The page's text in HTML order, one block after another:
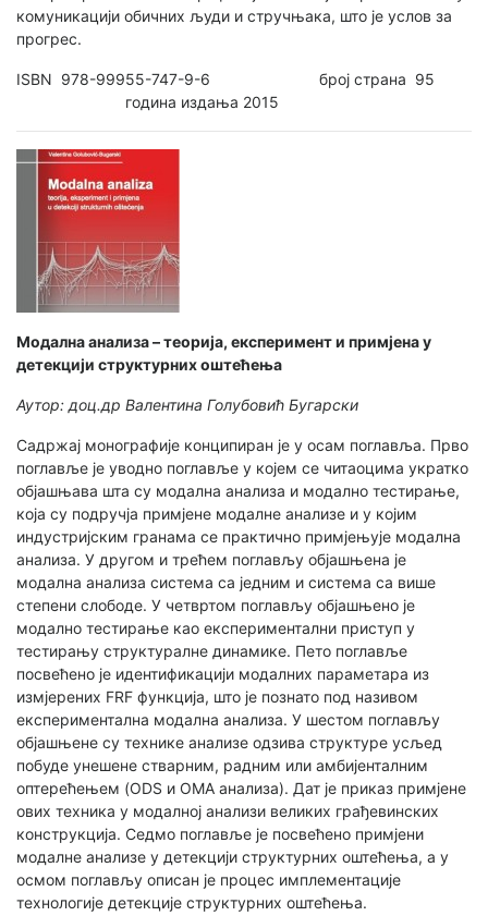
комуникацији обичних људи и стручњака, што је услов за
прогрес.
ISBN 978-99955-747-9-6 број страна 95
година издања 2015
Модална анализа – теорија, експеримент и примјена у
детекцији структурних оштећења
Аутор: доц.др Валентина Голубовић Бугарски
Садржај монографије конципиран је у осам поглавља. Прво
поглавље је уводно поглавље у којем се читаоцима укратко
објашњава шта су модална анализа и модално тестирање,
која су подручја примјене модалне анализе и у којим
индустријским гранама се практично примјењује модална
анализа. У другом и трећем поглављу објашњена је
модална анализа система са једним и система са више
степени слободе. У четвртом поглављу објашњено је
модално тестирање као експериментални приступ у
тестирању структуралне динамике. Пето поглавље
посвећено је идентификацији модалних параметара из
измјерених FRF функција, што је познато под називом
експериментална модална анализа. У шестом поглављу
објашњене су технике анализе одзива структуре усљед
побуде унешене стварним, радним или амбијенталним
оптерећењем (ODS и ОМА анализа). Дат је приказ примјене
ових техника у модалној анализи великих грађевинских
конструкција. Седмо поглавље је посвећено примјени
модалне анализе у детекцији структурних оштећења, а у
осмом поглављу описан је процес имплементације
технологије детекције структурних оштећења.